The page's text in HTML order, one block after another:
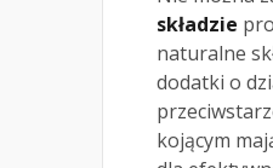
składzie
naturalne
dodatki o
kojącym